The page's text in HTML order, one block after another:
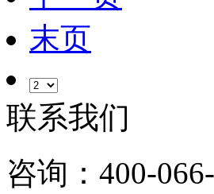
末页
联系我们
咨询：400-